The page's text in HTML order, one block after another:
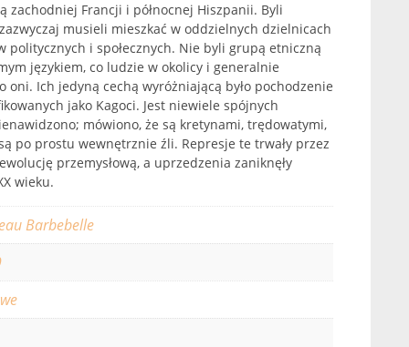
zachodniej Francji i północnej Hiszpanii. Byli
musieli mieszkać w oddzielnych dzielnicach
politycznych i społecznych. Nie byli grupą etniczną
językiem, co ludzie w okolicy i generalnie
oni. Ich jedyną cechą wyróżniającą było pochodzenie
jako Kagoci. Jest niewiele spójnych
mówiono, że są kretynami, trędowatymi,
po prostu wewnętrznie źli. Represje te trwały przez
przemysłową, a uprzedzenia zaniknęły
wieku.
Barbebelle